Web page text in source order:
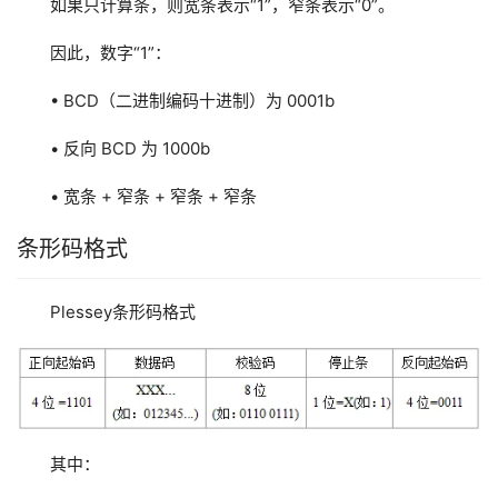
如果只计算条，则宽条表示“1”，窄条表示“0”。
因此，数字“1”：
• BCD（二进制编码十进制）为 0001b
• 反向 BCD 为 1000b
• 宽条 + 窄条 + 窄条 + 窄条
条形码格式
Plessey条形码格式
其中：